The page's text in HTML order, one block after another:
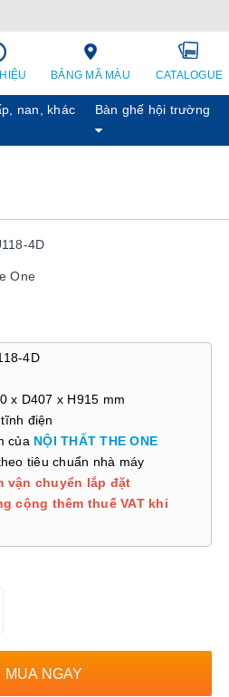
BẢNG MÃ MÀU CATALOGUE
nan, khác Bàn ghế hội trường
4D
One
4D
x D407 x H915 mm
điện
của NỘI THẤT THE ONE
tiêu chuẩn nhà máy
vận chuyển lắp đặt
cộng thêm thuế VAT khi
MUA NGAY